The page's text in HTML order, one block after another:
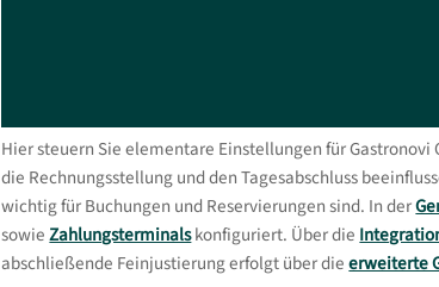
Hier steuern Sie elementare Einstellungen für
die Rechnungsstellung und den Tagesabschluss
wichtig für Buchungen und Reservierungen sind. In der
sowieZahlungsterminalskonfiguriert. Über die
abschließende Feinjustierung erfolgt über dieerweiterte